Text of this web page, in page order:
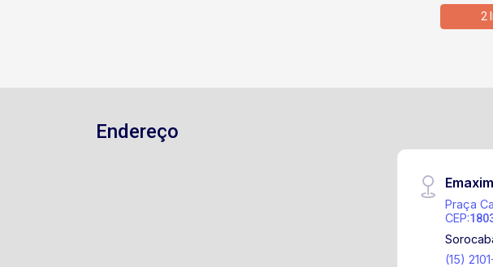
2
Endereço
Praça
CEP:
(15)